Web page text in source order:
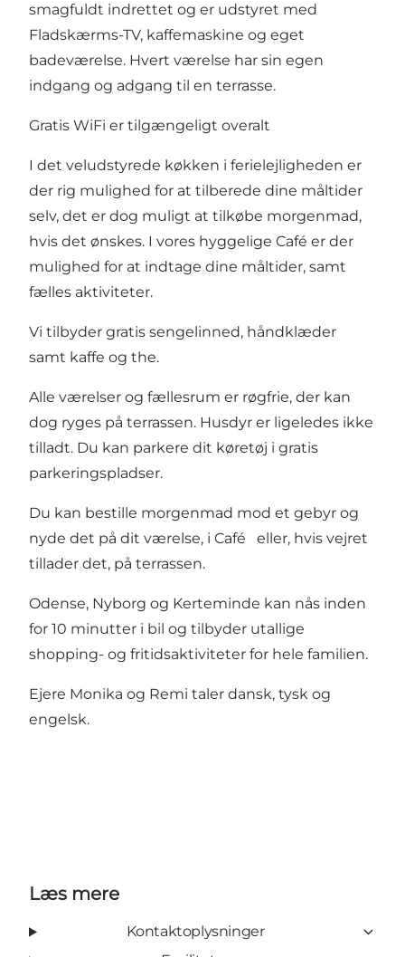
smagfuldt indrettet og er udstyret med
Fladskærms-TV, kaffemaskine og eget
badeværelse. Hvert værelse har sin egen
indgang og adgang til en terrasse.
Gratis WiFi er tilgængeligt overalt
I det veludstyrede køkken i ferielejligheden er
der rig mulighed for at tilberede dine måltider
selv, det er dog muligt at tilkøbe morgenmad,
hvis det ønskes. I vores hyggelige Café er der
mulighed for at indtage dine måltider, samt
fælles aktiviteter.
Vi tilbyder gratis sengelinned, håndklæder
samt kaffe og the.
Alle værelser og fællesrum er røgfrie, der kan
dog ryges på terrassen. Husdyr er ligeledes ikke
tilladt. Du kan parkere dit køretøj i gratis
parkeringspladser.
Du kan bestille morgenmad mod et gebyr og
nyde det på dit værelse, i Café eller, hvis vejret
tillader det, på terrassen.
Odense, Nyborg og Kerteminde kan nås inden
for 10 minutter i bil og tilbyder utallige
shopping- og fritidsaktiviteter for hele familien.
Ejere Monika og Remi taler dansk, tysk og
engelsk.
Læs mere
Kontaktoplysninger